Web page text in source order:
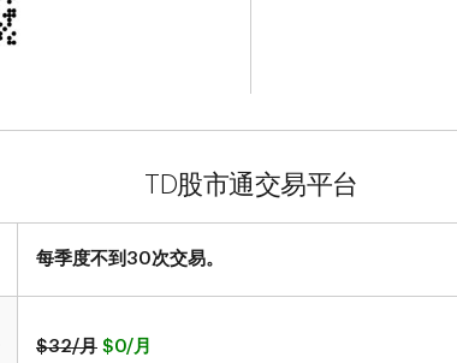
TD股市通交易平台
每季度不到30次交易。
$32/月 $0/月